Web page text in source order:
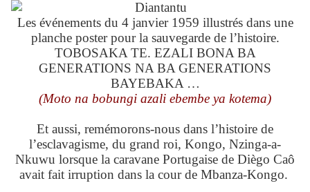
Les événements du 4 janvier 1959 illustrés dans une
planche poster pour la sauvegarde de l’histoire.
TOBOSAKA TE. EZALI BONA BA
GENERATIONS NA BA GENERATIONS
BAYEBAKA …
(Moto na bobungi azali ebembe ya kotema)
Et aussi, remémorons-nous dans l’histoire de
l’esclavagisme, du grand roi, Kongo, Nzinga-a-
Nkuwu lorsque la caravane Portugaise de Diègo Caô
avait fait irruption dans la cour de Mbanza-Kongo.